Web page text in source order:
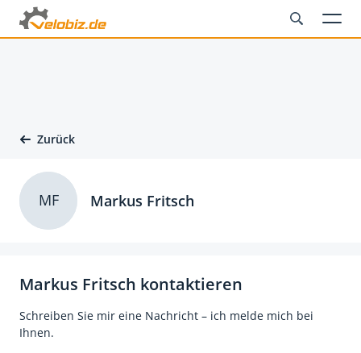
Zurück
Markus Fritsch kontaktieren
Schreiben Sie mir eine Nachricht – ich melde mich bei
Ihnen.
MF Markus Fritsch